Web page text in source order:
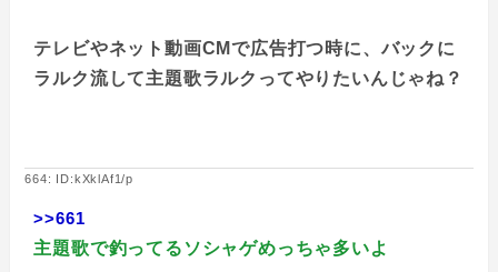
テレビやネット動画CMで広告打つ時に、バックに
ラルク流して主題歌ラルクってやりたいんじゃね？
664: ID:kXklAf1/p
>>661
主題歌で釣ってるソシャゲめっちゃ多いよ